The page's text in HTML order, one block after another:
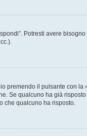
Potresti avere
premendo il pulsante con
Se qualcuno ha già
che qualcuno ha risposto.